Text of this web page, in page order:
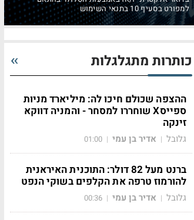
למפורט בסעיף 10 בתנאי השימוש
כותרות מתגלגלות
ההצפה שכולם חיכו לה: מיליארד מניות
ספייסX שוחררו למסחר - והמניה דווקא
זינקה
גלובל | אדיר בן עמי |
01:00
ברנט מעל 82 דולר: התוכנית האיראנית
להורמוז טרפה את הקלפים בשוקי הנפט
גלובל | אדיר בן עמי |
00:36